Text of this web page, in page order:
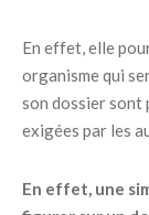
En effet, elle
organisme qui
son dossier sont
exigées par les
En effet, une